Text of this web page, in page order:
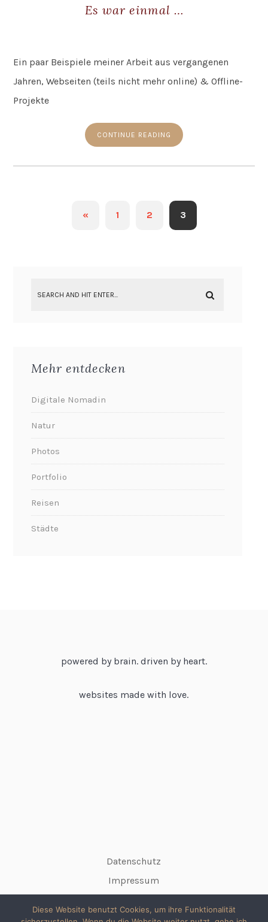
Es war einmal …
Ein paar Beispiele meiner Arbeit aus vergangenen
Jahren, Webseiten (teils nicht mehr online) & Offline-
Projekte
CONTINUE READING
« 1 2 3
Mehr entdecken
Digitale Nomadin
Natur
Photos
Portfolio
Reisen
Städte
powered by brain. driven by heart.
websites made with love.
Datenschutz
Impressum
Diese Website benutzt Cookies, um ihre Funktionalität